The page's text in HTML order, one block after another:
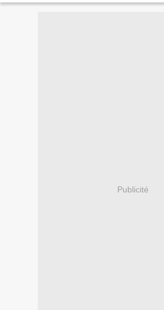
Publicité